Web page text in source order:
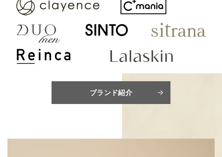
ブランド紹介